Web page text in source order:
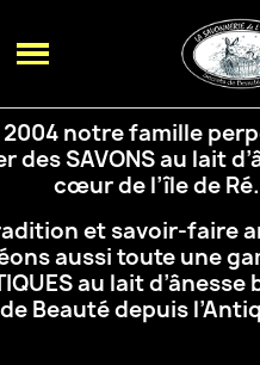
2004 notre famille
des SAVONS au lait
cœur de l’île de Ré.
et savoir-faire
aussi toute une
au lait d’ânesse
de Beauté depuis